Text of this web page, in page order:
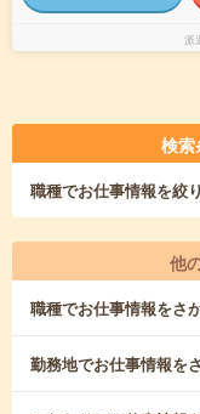
派
検索
職種でお仕事情報を絞
他
職種でお仕事情報をさ
勤務地でお仕事情報を